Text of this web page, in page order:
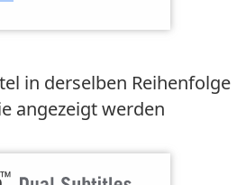
in derselben Reihenfolge
angezeigt werden